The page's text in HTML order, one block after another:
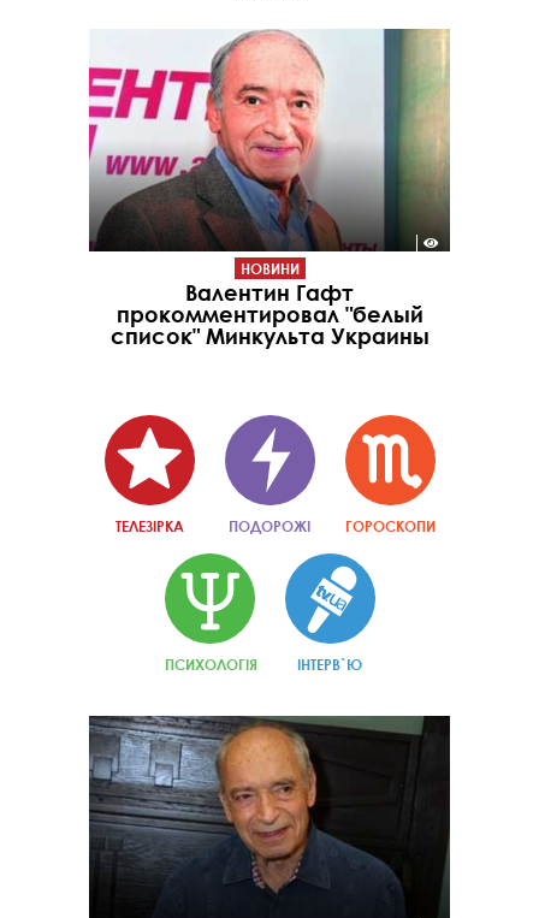
НОВИНИ
Валентин Гафт
прокомментировал "белый
список" Минкульта Украины
ТЕЛЕЗІРКА ПОДОРОЖІ ГОРОСКОПИ
ПСИХОЛОГІЯ ІНТЕРВ`Ю